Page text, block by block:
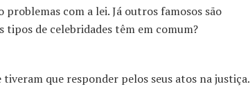
com a lei. Já outros famosos são
de celebridades têm em comum?
que responder pelos seus atos na justiça.